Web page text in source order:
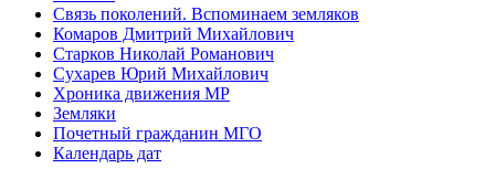
Связь поколений. Вспоминаем земляков
Комаров Дмитрий Михайлович
Старков Николай Романович
Сухарев Юрий Михайлович
Хроника движения МР
Земляки
Почетный гражданин МГО
Календарь дат